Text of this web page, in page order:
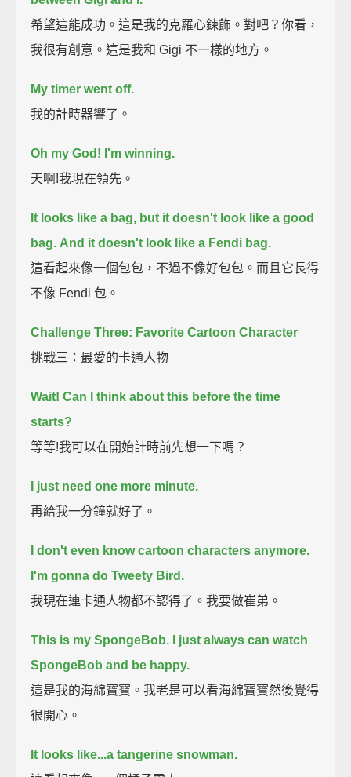
希望這能成功。這是我的克羅心鍊飾。對吧？你看，
我很有創意。這是我和 Gigi 不一樣的地方。
My timer went off.
我的計時器響了。
Oh my God! I'm winning.
天啊!我現在領先。
It looks like a bag, but it doesn't look like a good
bag. And it doesn't look like a Fendi bag.
這看起來像一個包包，不過不像好包包。而且它長得
不像 Fendi 包。
Challenge Three: Favorite Cartoon Character
挑戰三：最愛的卡通人物
Wait! Can I think about this before the time
starts?
等等!我可以在開始計時前先想一下嗎？
I just need one more minute.
再給我一分鐘就好了。
I don't even know cartoon characters anymore.
I'm gonna do Tweety Bird.
我現在連卡通人物都不認得了。我要做崔弟。
This is my SpongeBob.
I just always can watch
SpongeBob and be happy.
這是我的海綿寶寶。我老是可以看海綿寶寶然後覺得
很開心。
It looks like...a tangerine snowman.